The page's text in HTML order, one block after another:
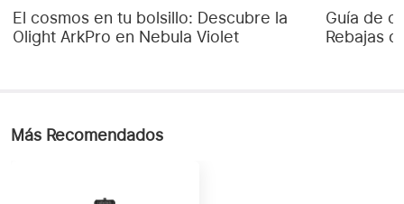
El cosmos en tu bolsillo: Descubre la
Olight ArkPro en Nebula Violet
Guía de
Rebajas
Más Recomendados